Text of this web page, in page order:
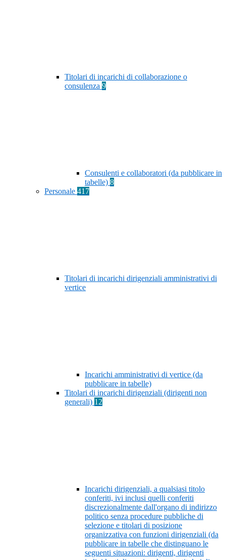
Titolari di incarichi di collaborazione o
consulenza 9
Consulenti e collaboratori (da pubblicare in
tabelle) 8
Personale 417
Titolari di incarichi dirigenziali amministrativi di
vertice
Incarichi amministrativi di vertice (da
pubblicare in tabelle)
Titolari di incarichi dirigenziali (dirigenti non
generali) 12
Incarichi dirigenziali, a qualsiasi titolo
conferiti, ivi inclusi quelli conferiti
discrezionalmente dall'organo di indirizzo
politico senza procedure pubbliche di
selezione e titolari di posizione
organizzativa con funzioni dirigenziali (da
pubblicare in tabelle che distinguano le
seguenti situazioni: dirigenti, dirigenti